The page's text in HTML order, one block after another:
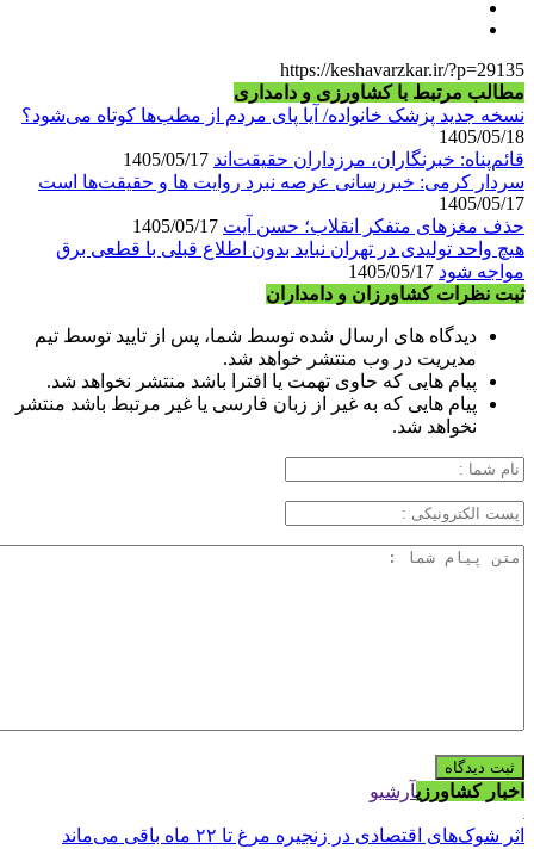
https://keshavarzkar.ir/?p=29135
مطالب مرتبط با کشاورزی و دامداری
نسخه جدید پزشک خانواده/ آیا پای مردم از مطب‌ها‌ کوتاه می‌شود؟
1405/05/18
قائم‌پناه: ‏خبرنگاران، مرزداران حقیقت‌اند
سردار کرمی: خبررسانی عرصه نبرد روایت ها و حقیقت‌ها است
1405/05/17
حذف مغزهای متفکر انقلاب؛ حسن آیت
هیچ واحد تولیدی در تهران نباید بدون اطلاع قبلی با قطعی برق
مواجه شود
ثبت نظرات کشاورزان و دامداران
دیدگاه های ارسال شده توسط شما، پس از تایید توسط تیم
مدیریت در وب منتشر خواهد شد.
پیام هایی که حاوی تهمت یا افترا باشد منتشر نخواهد شد.
پیام هایی که به غیر از زبان فارسی یا غیر مرتبط باشد منتشر
نخواهد شد.
اخبار کشاورزیآرشیو
اثر شوک‌های اقتصادی در زنجیره مرغ تا ۲۲ ماه باقی می‌ماند